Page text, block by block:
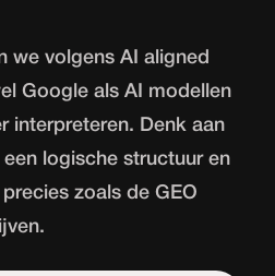
we volgens AI aligned
Google als AI modellen
interpreteren. Denk aan
logische structuur en
zoals de GEO